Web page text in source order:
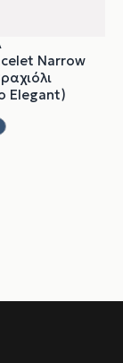
Narrow
Elegant)